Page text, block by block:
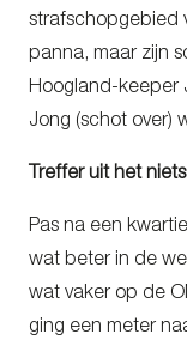
strafschopgebied
panna, maar zijn
Hoogland-keeper
Jong (schot over)
Treffer uit het niets
Pas na een
wat beter in de
wat vaker op de
ging een meter